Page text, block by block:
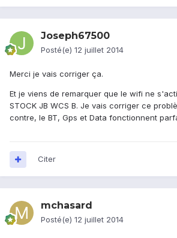
Joseph67500
Posté(e) 12 juillet 2014
Merci je vais corriger ça.
Et je viens de remarquer que le wifi ne
STOCK JB WCS B. Je vais corriger ce
contre, le BT, Gps et Data fonctionnent
Citer
mchasard
Posté(e) 12 juillet 2014